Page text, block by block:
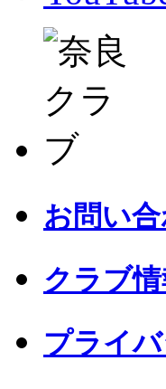
お問い
クラブ
プライ